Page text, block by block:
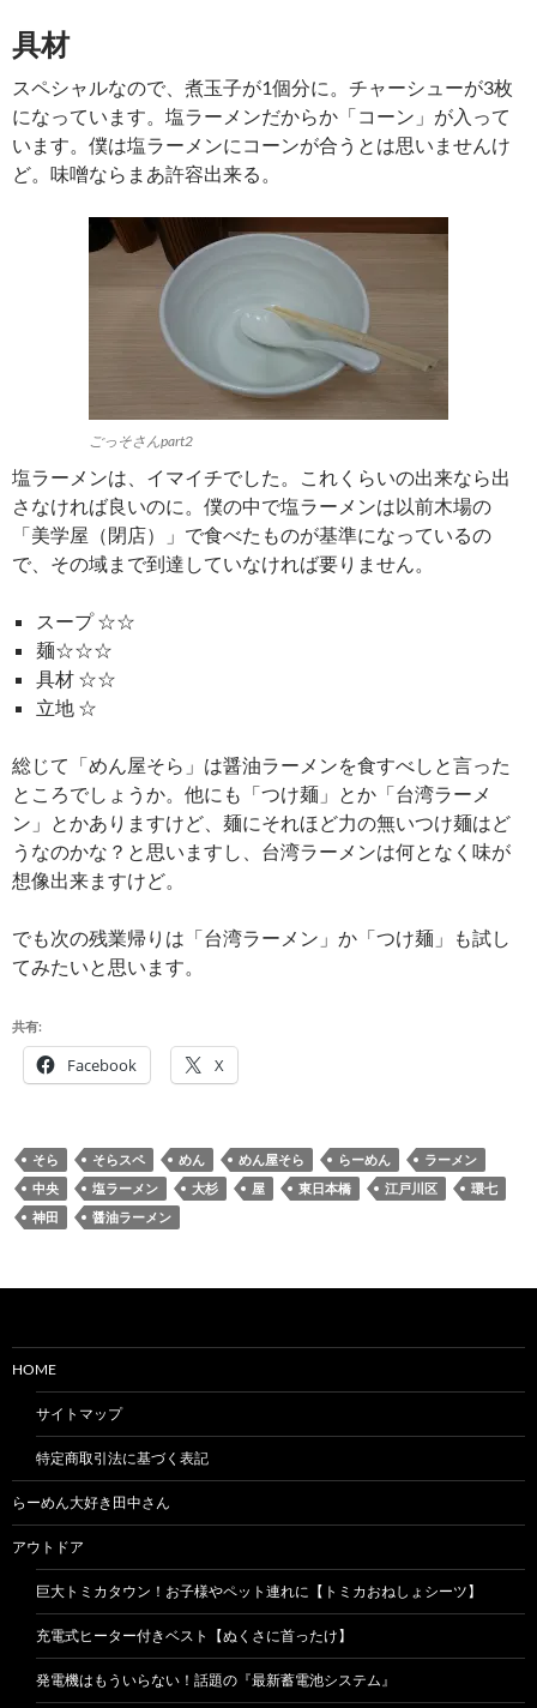
具材
スペシャルなので、煮玉子が1個分に。チャーシューが3枚
になっています。塩ラーメンだからか「コーン」が入って
います。僕は塩ラーメンにコーンが合うとは思いませんけ
ど。味噌ならまあ許容出来る。
ごっそさんpart2
塩ラーメンは、イマイチでした。これくらいの出来なら出
さなければ良いのに。僕の中で塩ラーメンは以前木場の
「美学屋（閉店）」で食べたものが基準になっているの
で、その域まで到達していなければ要りません。
スープ ☆☆
麺☆☆☆
具材 ☆☆
立地 ☆
総じて「めん屋そら」は醤油ラーメンを食すべしと言った
ところでしょうか。他にも「つけ麺」とか「台湾ラーメ
ン」とかありますけど、麺にそれほど力の無いつけ麺はど
うなのかな？と思いますし、台湾ラーメンは何となく味が
想像出来ますけど。
でも次の残業帰りは「台湾ラーメン」か「つけ麺」も試し
てみたいと思います。
共有:
Facebook X
そら そらスペ めん めん屋そら らーめん
ラーメン
中央
塩ラーメン 大杉 屋 東日本橋 江戸川区
環七
神田
醤油ラーメン
HOME
サイトマップ
特定商取引法に基づく表記
らーめん大好き田中さん
アウトドア
巨大トミカタウン！お子様やペット連れに【トミカおねしょシーツ】
充電式ヒーター付きベスト【ぬくさに首ったけ】
発電機はもういらない！話題の『最新蓄電池システム』